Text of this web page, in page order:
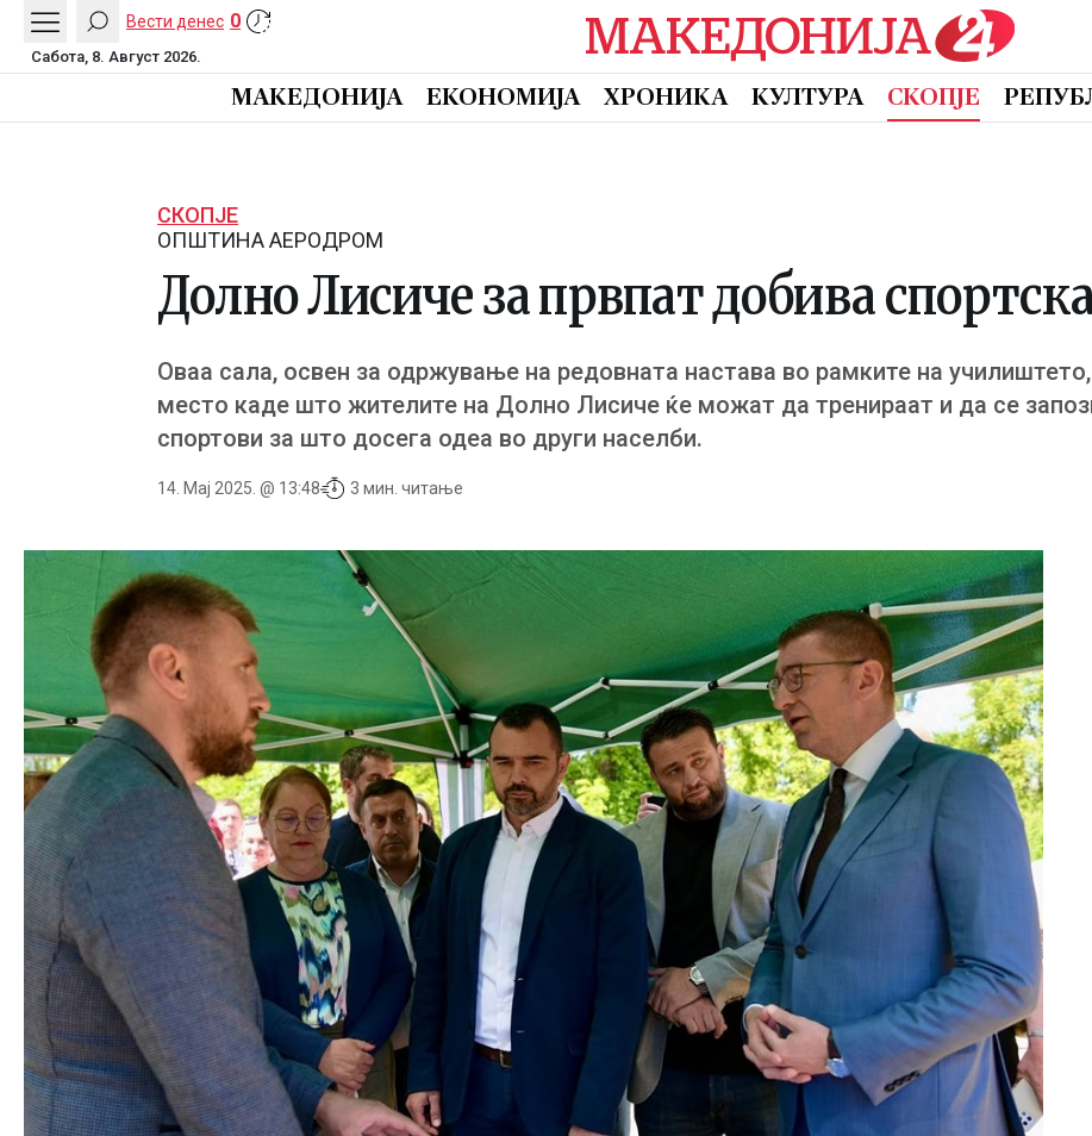
Вести денес 0
Сабота, 8. Август 2026.
МАКЕДОНИЈА ЕКОНОМИЈА ХРОНИКА КУЛТУРА СКОПЈЕ
СКОПЈЕ
ОПШТИНА АЕРОДРОМ
Долно Лисиче за првпат добива
Оваа сала, освен за одржување на редовната настава во рамките на
место каде што жителите на Долно Лисиче ќе можат да тренираат и да се
спортови за што досега одеа во други населби.
14. Мај 2025. @ 13:48 3 мин. читање